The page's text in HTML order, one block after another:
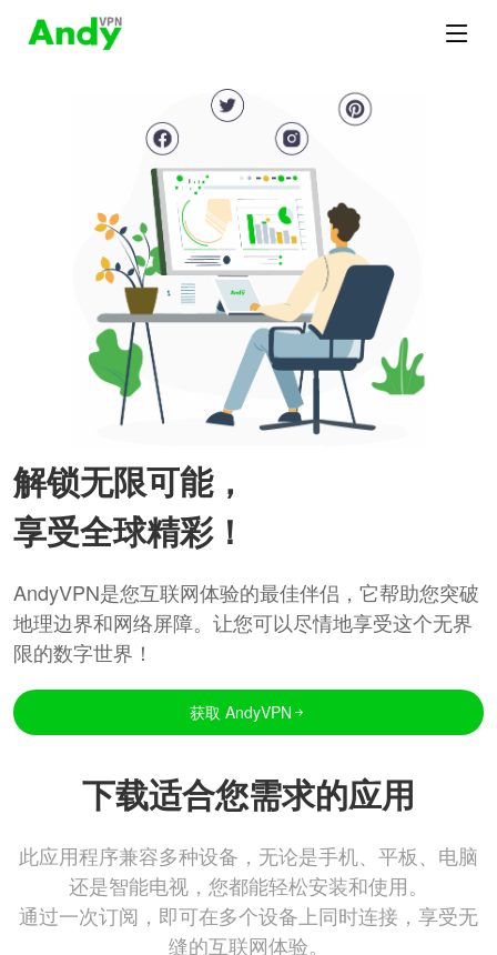
解锁无限可能，
享受全球精彩！
AndyVPN是您互联网体验的最佳伴侣，它帮助您突破
地理边界和网络屏障。让您可以尽情地享受这个无界
限的数字世界！
获取 AndyVPN
下载适合您需求的应用
此应用程序兼容多种设备，无论是手机、平板、电脑
还是智能电视，您都能轻松安装和使用。
通过一次订阅，即可在多个设备上同时连接，享受无
缝的互联网体验。